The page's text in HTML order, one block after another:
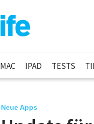
MAC IPAD TESTS
Neue Apps